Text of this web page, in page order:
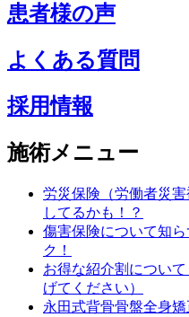
患者様の声
よくある質問
採用情報
施術メニュー
労災保険（労働者災
してるかも！？
傷害保険について知
ク！
お得な紹介割につい
げてください）
永田式背骨骨盤全身矯